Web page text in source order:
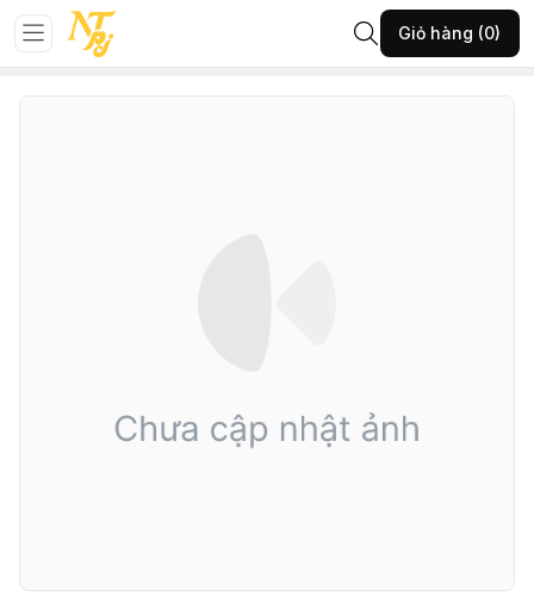
Giỏ hàng (0)
Trang chủ
Vật phẩm phong thủy khác
141-VĐH-VP trụ TA hồng 0,9kg-(A405.26626)